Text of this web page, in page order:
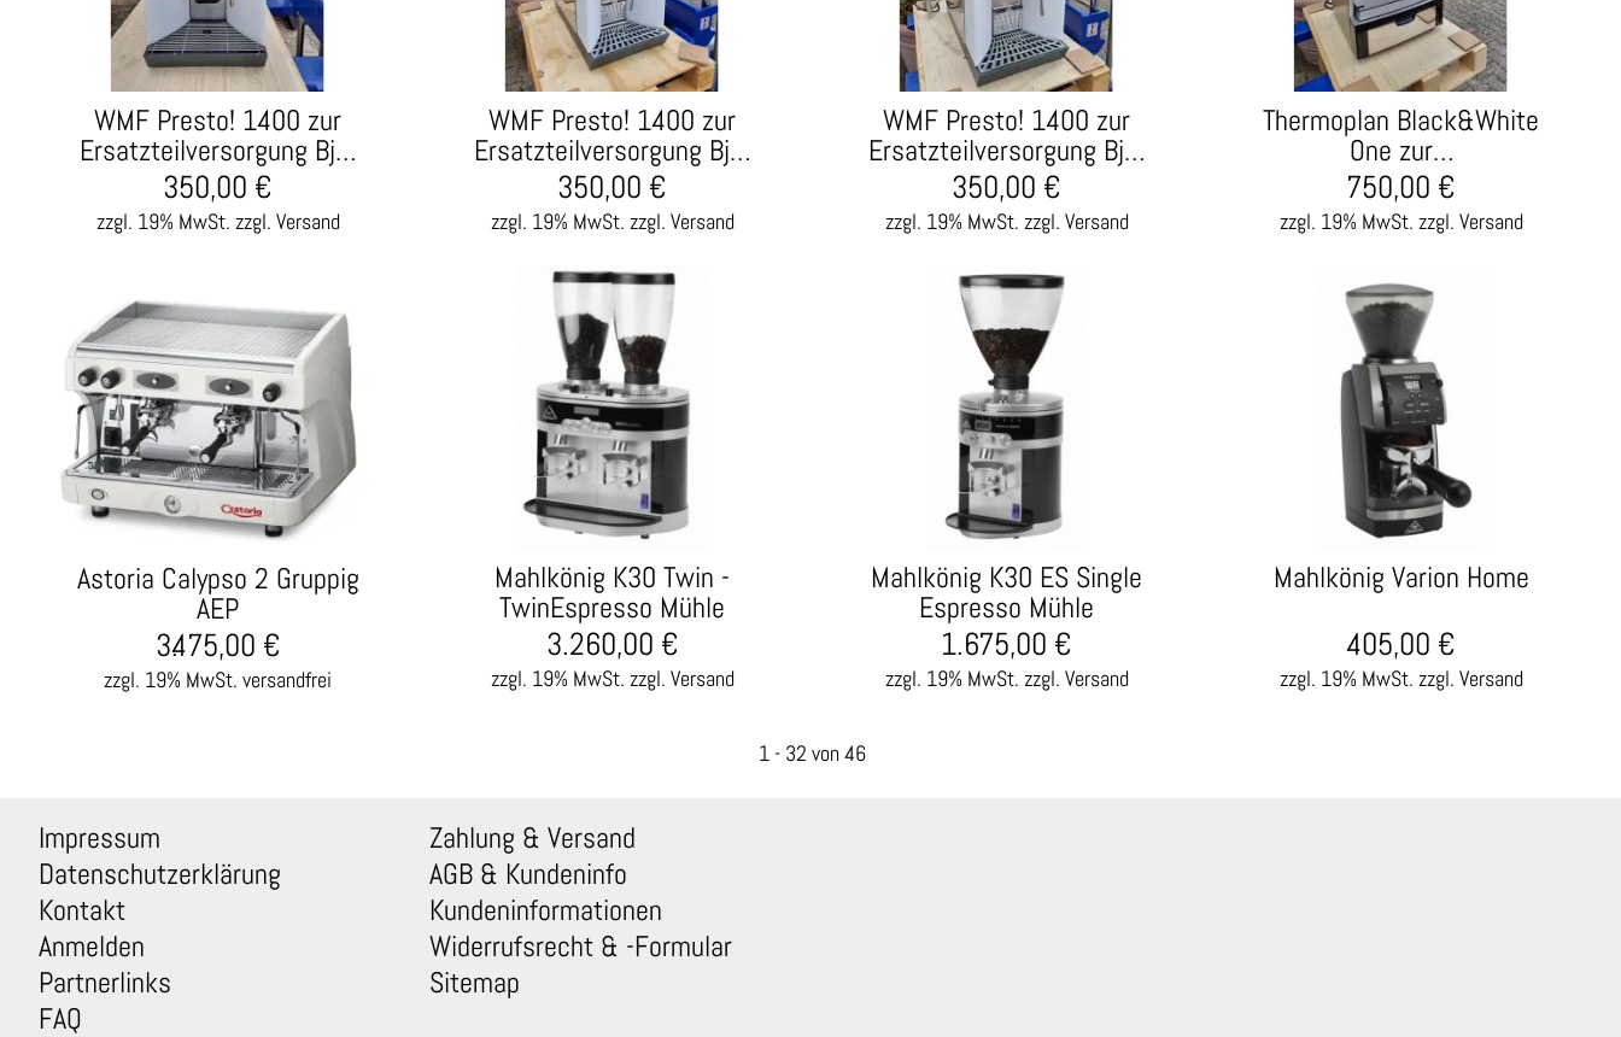
WMF Presto! 1400 zur
Ersatzteilversorgung Bj…
zzgl. 19% MwSt. zzgl. Versand
350,00 €
WMF Presto! 1400 zur
Ersatzteilversorgung Bj…
zzgl. 19% MwSt. zzgl. Versand
350,00 €
WMF Presto! 1400 zur
Ersatzteilversorgung Bj…
zzgl. 19% MwSt. zzgl. Versand
350,00 €
Thermoplan Black&White
One zur…
zzgl. 19% MwSt. zzgl. Versand
750,00 €
Astoria Calypso 2 Gruppig
AEP
zzgl. 19% MwSt. versandfrei
3.475,00 €
Mahlkönig K30 Twin -
TwinEspresso Mühle
zzgl. 19% MwSt. zzgl. Versand
3.260,00 €
Mahlkönig K30 ES Single
Espresso Mühle
zzgl. 19% MwSt. zzgl. Versand
1.675,00 €
Mahlkönig Varion Home
zzgl. 19% MwSt. zzgl. Versand
405,00 €
1 - 32 von 46
Impressum
Datenschutzerklärung
Kontakt
Anmelden
Partnerlinks
FAQ
Zahlung & Versand
AGB & Kundeninfo
Kundeninformationen
Widerrufsrecht & -Formular
Sitemap